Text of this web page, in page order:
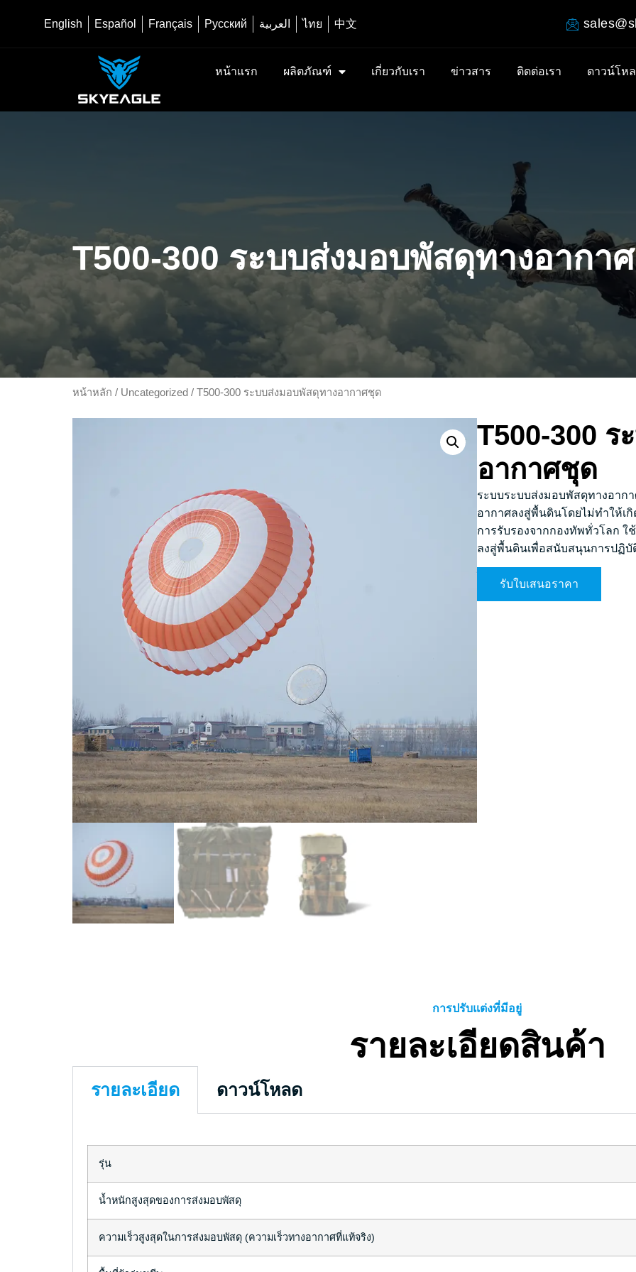
English Español Français Русский العربية ไทย 中文
หน้าแรก ผลิตภัณฑ์ เกี่ยวกับเรา ข่าวสาร ติดต่อเรา ดาวน์โห
T500-300 ระบบส่งมอบพัสดุทางอากา
หน้าหลัก / Uncategorized / T500-300 ระบบส่งมอบพัสดุทางอากาศชุด
T500-300
อากาศชุด
ระบบระบบส่งมอบพัสดุทางอาก
อากาศลงสู่พื้นดินโดยไม่ทำให้เ
การรับรองจากกองทัพทั่วโลก ใ
ลงสู่พื้นดินเพื่อสนับสนุนการปฏิบั
รับใบเสนอราคา
การปรับแต่งที่มีอยู่
รายละเอียดสินค้า
รายละเอียด ดาวน์โหลด
รุ่น
น้ำหนักสูงสุดของการส่งมอบพัสดุ
ความเร็วสูงสุดในการส่งมอบพัสดุ (ความเร็วทางอากาศที่แท้จริง)